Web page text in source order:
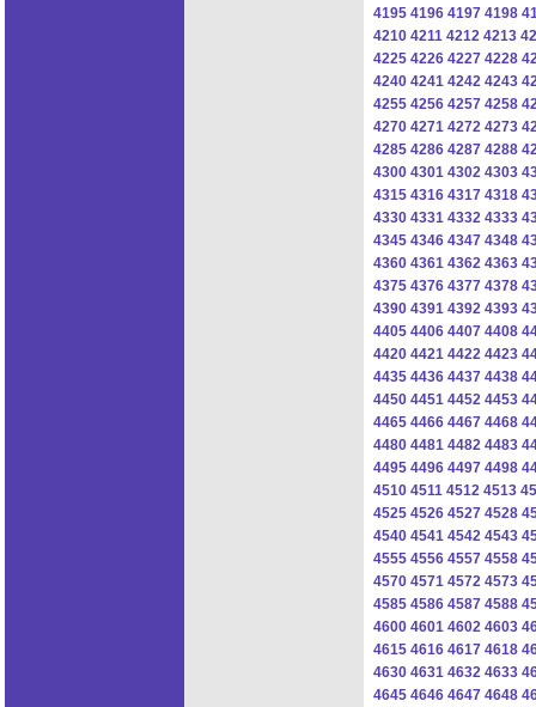
4195 4196 4197 4198
4210 4211 4212 4213
4225 4226 4227 4228
4240 4241 4242 4243
4255 4256 4257 4258
4270 4271 4272 4273
4285 4286 4287 4288
4300 4301 4302 4303
4315 4316 4317 4318
4330 4331 4332 4333
4345 4346 4347 4348
4360 4361 4362 4363
4375 4376 4377 4378
4390 4391 4392 4393
4405 4406 4407 4408
4420 4421 4422 4423
4435 4436 4437 4438
4450 4451 4452 4453
4465 4466 4467 4468
4480 4481 4482 4483
4495 4496 4497 4498
4510 4511 4512 4513
4525 4526 4527 4528
4540 4541 4542 4543
4555 4556 4557 4558
4570 4571 4572 4573
4585 4586 4587 4588
4600 4601 4602 4603
4615 4616 4617 4618
4630 4631 4632 4633
4645 4646 4647 4648